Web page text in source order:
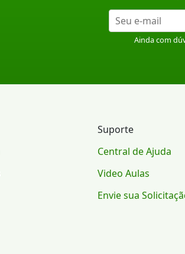
Ainda com
Suporte
Central de Ajuda
Video Aulas
Envie sua